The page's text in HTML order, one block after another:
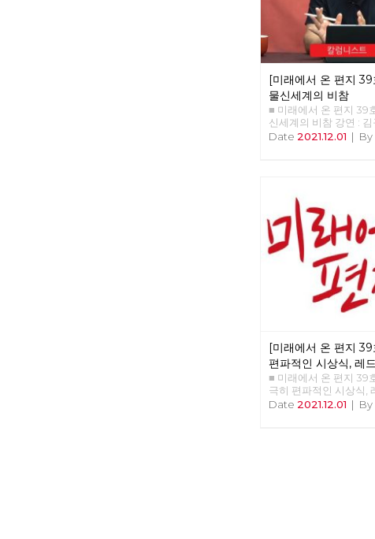
[미래에서 온 편지
물신세계의 비참
■ 미래에서 온 편지 39
신세계의 비참 강연 :
리 : 이용규 편집위원 <
그런데 이것은 마르크
부분이다. 그런데 ‘물신
더 어렵다. <혁명노트>
대해서는 충분히 말하
질문들을 받게 되었다. (
크스가 쓴 <자본론> 제
폐의 형태와 가치를 설
을 설명하는 부분이라
렵다고 여겨진다. ‘물신
Commodity
두로 삼았다. 김규항 작
같은 책의 이름을 <자본
어서 언급했으며, 여기
해 <자본론>으로 적는
이 자본주의 세계는 상
다. 상품이 아닌 것이 없
라고 정의했다. <맨큐
Date 2021.12.01 | By
[미래에서 온 편지
편파적인 시상식, 레
현장
■ 미래에서 온 편지 39
극히 편파적인 시상식,
현장 >>>> 업로드 준비
Date 2021.12.01 | By